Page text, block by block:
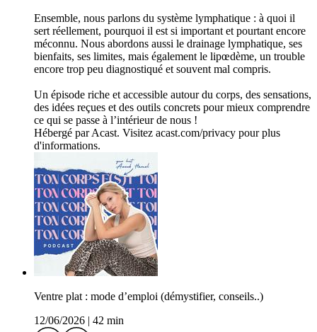
Ensemble, nous parlons du système lymphatique : à quoi il
sert réellement, pourquoi il est si important et pourtant encore
méconnu. Nous abordons aussi le drainage lymphatique, ses
bienfaits, ses limites, mais également le lipœdème, un trouble
encore trop peu diagnostiqué et souvent mal compris.
Un épisode riche et accessible autour du corps, des sensations,
des idées reçues et des outils concrets pour mieux comprendre
ce qui se passe à l’intérieur de nous !
Hébergé par Acast. Visitez acast.com/privacy pour plus
d'informations.
Ventre plat : mode d’emploi (démystifier, conseils..)
12/06/2026
42 min